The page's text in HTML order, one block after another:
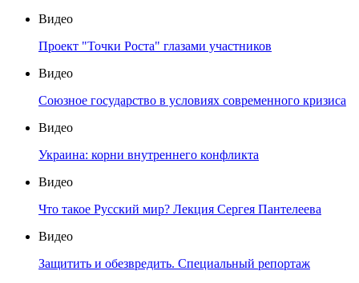
Видео
Проект "Точки Роста" глазами участников
Видео
Союзное государство в условиях современного кризиса
Видео
Украина: корни внутреннего конфликта
Видео
Что такое Русский мир? Лекция Сергея Пантелеева
Видео
Защитить и обезвредить. Специальный репортаж